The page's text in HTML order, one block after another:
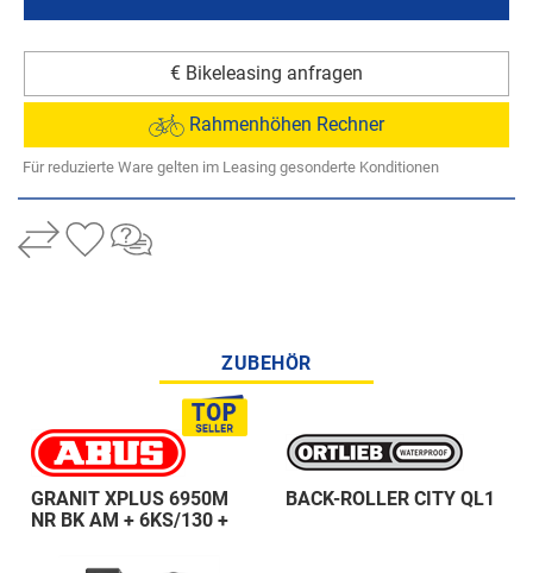
€ Bikeleasing anfragen
Rahmenhöhen Rechner
Für reduzierte Ware gelten im Leasing gesonderte Konditionen
ZUBEHÖR
GRANIT XPLUS 6950M
NR BK AM + 6KS/130 +
BACK-ROLLER CITY QL1